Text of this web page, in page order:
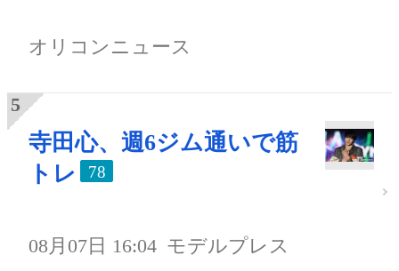
オリコンニュース
寺田心、週6ジム通いで筋
トレ
78
08月07日 16:04 モデルプレス